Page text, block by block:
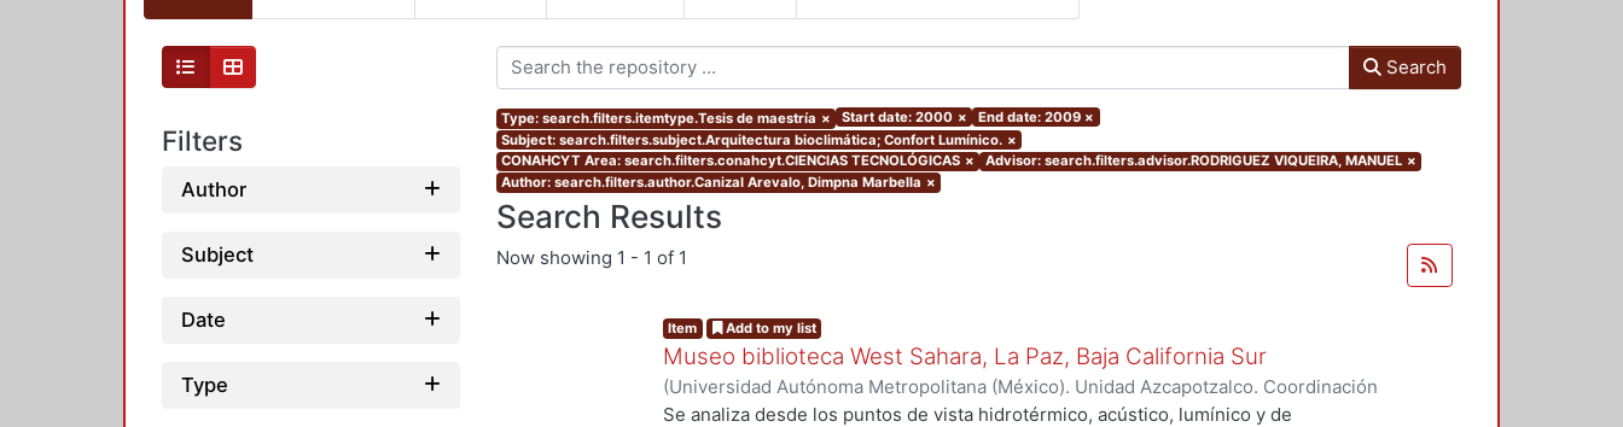
Filters
Author
Subject
Date
Type
Search
Type: search.filters.itemtype.Tesis de maestría × Start date: 2000 × End date: 2009 ×
Subject: search.filters.subject.Arquitectura bioclimática; Confort Lumínico. ×
CONAHCYT Area: search.filters.conahcyt.CIENCIAS TECNOLÓGICAS × Advisor: search.filters.advisor.RODRIGUEZ VIQUEIRA, MANUEL ×
Author: search.filters.author.Canizal Arevalo, Dimpna Marbella ×
Search Results
Now showing 1 - 1 of 1
Item Add to my list
Museo biblioteca West Sahara, La Paz, Baja California Sur
(Universidad Autónoma Metropolitana (México). Unidad Azcapotzalco. Coordinación
de Servicios de Información. ,2005)Canizal Arevalo, Dimpna Marbella
Se analiza desde los puntos de vista hidrotérmico, acústico, lumínico y de